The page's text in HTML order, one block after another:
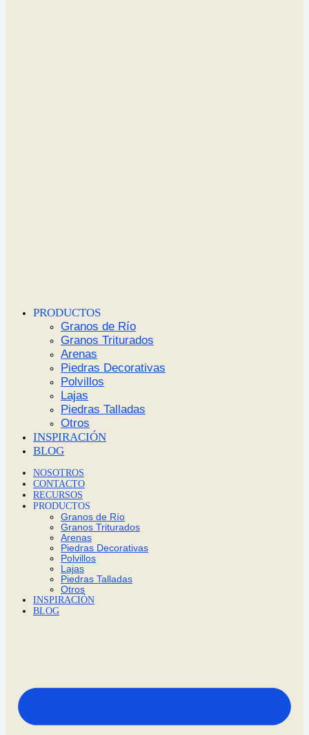
PRODUCTOS
Granos de Río
Granos Triturados
Arenas
Piedras Decorativas
Polvillos
Lajas
Piedras Talladas
Otros
INSPIRACIÓN
BLOG
NOSOTROS
CONTACTO
RECURSOS
PRODUCTOS
Granos de Río
Granos Triturados
Arenas
Piedras Decorativas
Polvillos
Lajas
Piedras Talladas
Otros
INSPIRACIÓN
BLOG